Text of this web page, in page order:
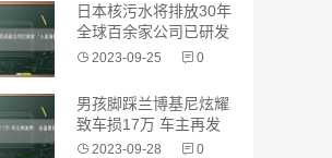
日本核污水将排放30年
全球百余家公司已研发
“人造海
2023-09-25 0
男孩脚踩兰博基尼炫耀
致车损17万 车主再发
声：会追责
2023-09-28 0